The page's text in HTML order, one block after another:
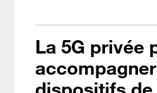
La 5G privée